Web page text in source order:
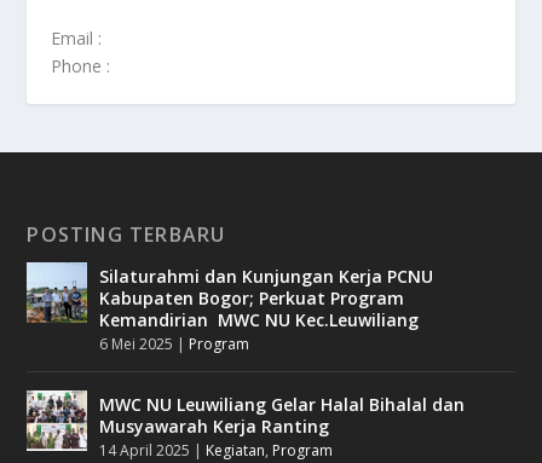
Email :
Phone :
POSTING TERBARU
Silaturahmi dan Kunjungan Kerja PCNU
Kabupaten Bogor; Perkuat Program
Kemandirian MWC NU Kec.Leuwiliang
6 Mei 2025 | Program
MWC NU Leuwiliang Gelar Halal Bihalal dan
Musyawarah Kerja Ranting
14 April 2025 | Kegiatan, Program